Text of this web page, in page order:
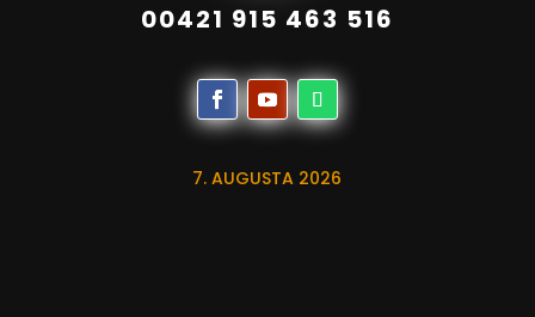
00421 915 463 516
7. AUGUSTA 2026